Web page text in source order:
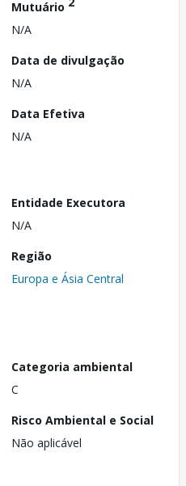
Mutuário
N/A
Data de divulgação
N/A
Data Efetiva
N/A
Entidade Executora
N/A
Região
Europa e Ásia Central
Categoria ambiental
C
Risco Ambiental e Social
Não aplicável